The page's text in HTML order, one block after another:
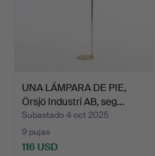
UNA LÁMPARA DE PIE,
Örsjö Industri AB, seg…
Subastado 4 oct 2025
9 pujas
116 USD